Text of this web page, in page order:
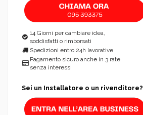
14 Giorni per cambiare idea,
soddisfatti o rimborsati
Spedizioni entro 24h lavorative
Pagamento sicuro anche in 3 rate
senza interessi
Sei un Installatore o un rivenditore?